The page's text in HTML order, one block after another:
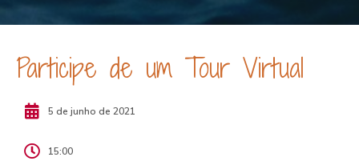
Participe de um Tour Virtual
5 de junho de 2021
15:00